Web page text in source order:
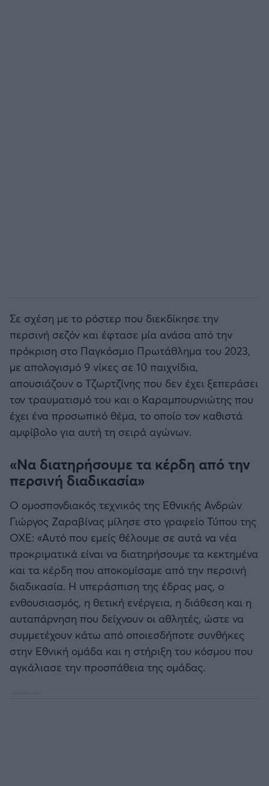
Σε σχέση με το ρόστερ που διεκδίκησε την
περσινή σεζόν και έφτασε μία ανάσα από την
πρόκριση στο Παγκόσμιο Πρωτάθλημα του 2023,
με απολογισμό 9 νίκες σε 10 παιχνίδια,
απουσιάζουν ο Τζωρτζίνης που δεν έχει ξεπεράσει
τον τραυματισμό του και ο Καραμπουρνιώτης που
έχει ένα προσωπικό θέμα, το οποίο τον καθιστά
αμφίβολο για αυτή τη σειρά αγώνων.
«Να διατηρήσουμε τα κέρδη από την
περσινή διαδικασία»
Ο ομοσπονδιακός τεχνικός της Εθνικής Ανδρών
Γιώργος Ζαραβίνας μίλησε στο γραφείο Τύπου της
ΟΧΕ: «Αυτό που εμείς θέλουμε σε αυτά να νέα
προκριματικά είναι να διατηρήσουμε τα κεκτημένα
και τα κέρδη που αποκομίσαμε από την περσινή
διαδικασία. Η υπεράσπιση της έδρας μας, ο
ενθουσιασμός, η θετική ενέργεια, η διάθεση και η
αυταπάρνηση που δείχνουν οι αθλητές, ώστε να
συμμετέχουν κάτω από οποιεσδήποτε συνθήκες
στην Εθνική ομάδα και η στήριξη του κόσμου που
αγκάλιασε την προσπάθεια της ομάδας.